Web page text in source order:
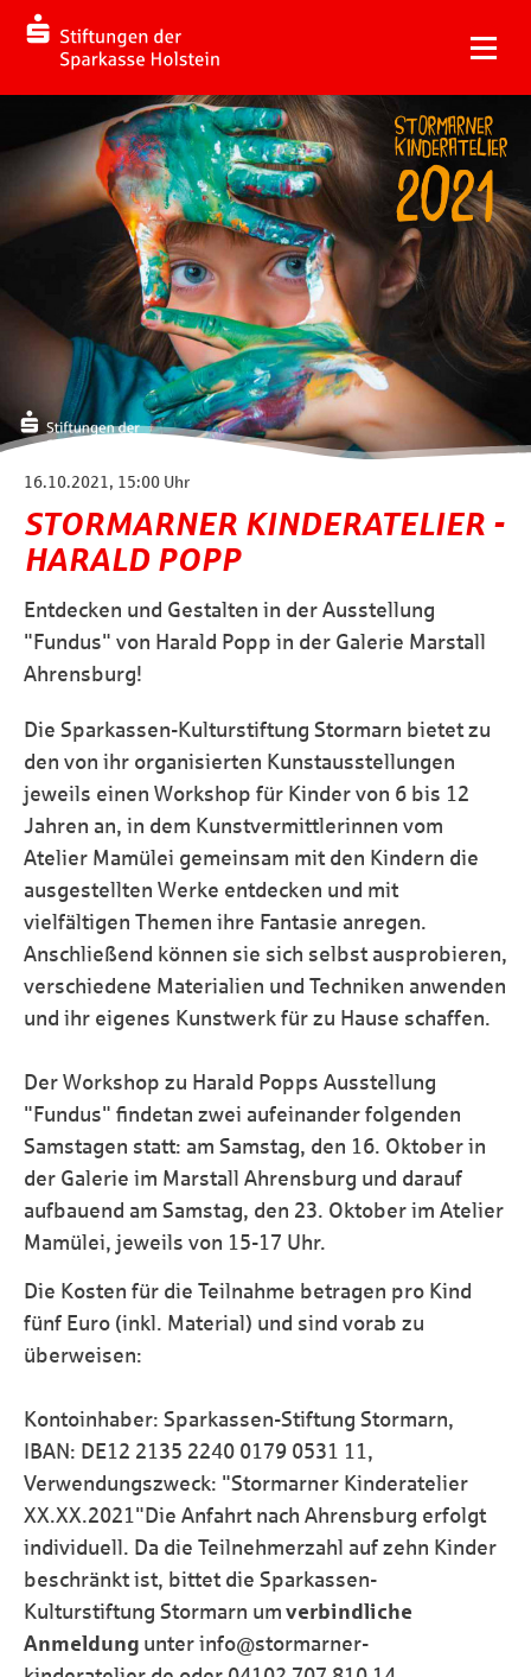
16.10.2021, 15:00 Uhr
STORMARNER KINDERATELIER -
HARALD POPP
Entdecken und Gestalten in der Ausstellung
"Fundus" von Harald Popp in der Galerie Marstall
Ahrensburg!
Die Sparkassen-Kulturstiftung Stormarn bietet zu
den von ihr organisierten Kunstausstellungen
jeweils einen Workshop für Kinder von 6 bis 12
Jahren an, in dem Kunstvermittlerinnen vom
Atelier Mamülei gemeinsam mit den Kindern die
ausgestellten Werke entdecken und mit
vielfältigen Themen ihre Fantasie anregen.
Anschließend können sie sich selbst ausprobieren,
verschiedene Materialien und Techniken anwenden
und ihr eigenes Kunstwerk für zu Hause schaffen.
Der Workshop zu Harald Popps Ausstellung
"Fundus" findetan zwei aufeinander folgenden
Samstagen statt: am Samstag, den 16. Oktober in
der Galerie im Marstall Ahrensburg und darauf
aufbauend am Samstag, den 23. Oktober im Atelier
Mamülei, jeweils von 15-17 Uhr.
Die Kosten für die Teilnahme betragen pro Kind
fünf Euro (inkl. Material) und sind vorab zu
überweisen:
Kontoinhaber: Sparkassen-Stiftung Stormarn,
IBAN: DE12 2135 2240 0179 0531 11,
Verwendungszweck: "Stormarner Kinderatelier
XX.XX.2021"Die Anfahrt nach Ahrensburg erfolgt
individuell. Da die Teilnehmerzahl auf zehn Kinder
beschränkt ist, bittet die Sparkassen-
Kulturstiftung Stormarn um verbindliche
Anmeldung unter info@stormarner-